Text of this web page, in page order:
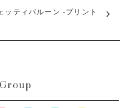
ッティバルーン -プリント